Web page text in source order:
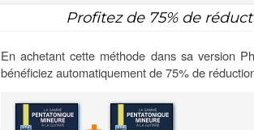
Profitez de 75%de
En achetant cette méthode dans sa version
bénéficiez automatiquement de 75% de